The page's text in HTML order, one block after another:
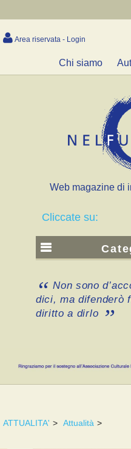
Area riservata - Login
Chi siamo
Web magazine di
Cliccate su:
Non sono
dici, ma difenderò
diritto a dirlo
ATTUALITA' > Attualità >